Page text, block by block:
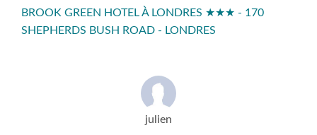
BROOK GREEN HOTEL À LONDRES ★★★ - 170
SHEPHERDS BUSH ROAD - LONDRES
julien